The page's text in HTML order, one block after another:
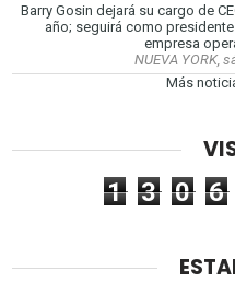
Barry Gosin dejará su cargo de
año; seguirá como
empresa
NUEVA YORK,
Más
1 3 0 6